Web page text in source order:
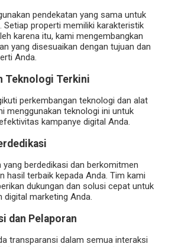
pendekatan yang sama untuk
Setiap properti memiliki karakteristik
karena itu, kami mengembangkan
yang disesuaikan dengan tujuan dan
Anda.
Teknologi Terkini
perkembangan teknologi dan alat
menggunakan teknologi ini untuk
kampanye digital Anda.
berdedikasi dan berkomitmen
hasil terbaik kepada Anda. Tim kami
dukungan dan solusi cepat untuk
digital marketing Anda.
dan Pelaporan
transparansi dalam semua interaksi